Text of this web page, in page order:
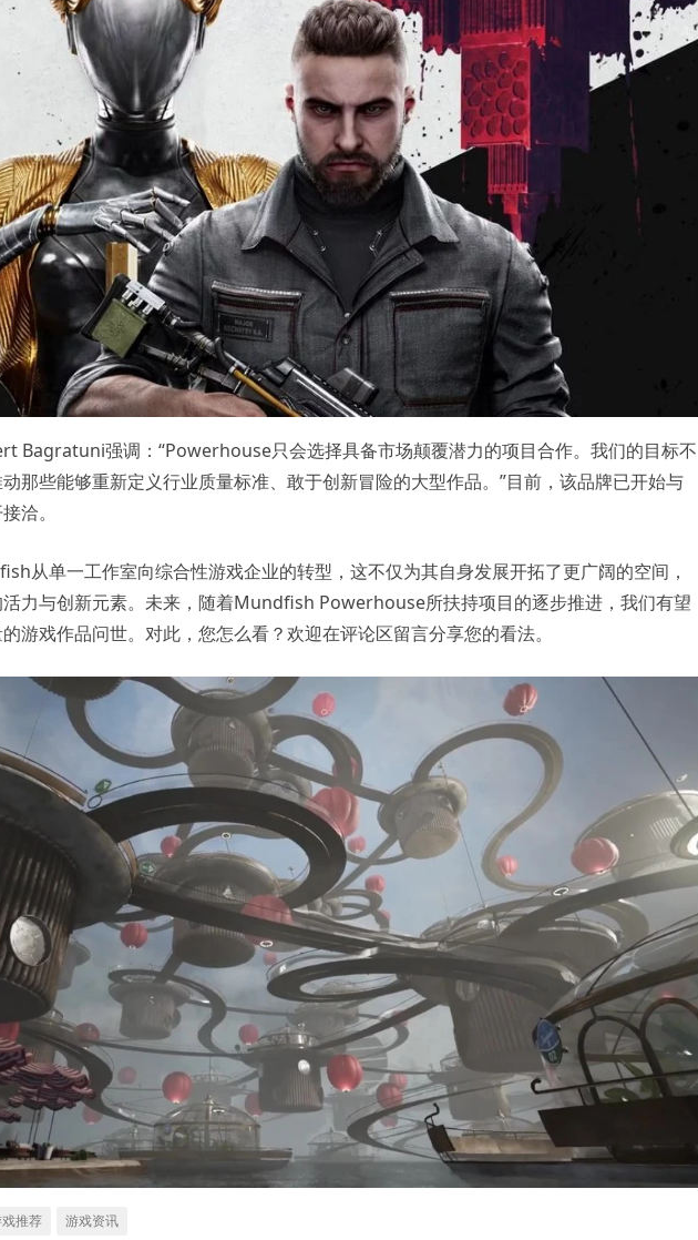
Bagratuni强调：“Powerhouse只会选择具备市场颠覆潜力的项目合作。我们的目标不
那些能够重新定义行业质量标准、敢于创新冒险的大型作品。”目前，该品牌已开始与
洽。
从单一工作室向综合性游戏企业的转型，这不仅为其自身发展开拓了更广阔的空间，
力与创新元素。未来，随着Mundfish Powerhouse所扶持项目的逐步推进，我们有望
游戏作品问世。对此，您怎么看？欢迎在评论区留言分享您的看法。
推荐 游戏资讯